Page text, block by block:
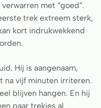
met “goed”.
trek extreem sterk,
kort indrukwekkend
Hij is aangenaam,
na vijf minuten irriteren.
blijven hangen. En hij
paar trekjes al